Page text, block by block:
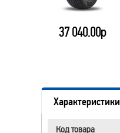
16 290.00р
Характеристики
Код товара